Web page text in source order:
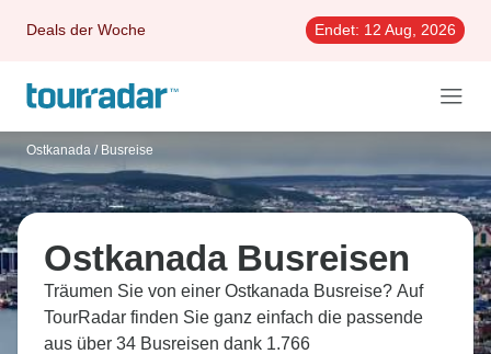
Deals der Woche Endet: 12 Aug, 2026
Ostkanada / Busreise
Ostkanada Busreisen
Träumen Sie von einer Ostkanada Busreise? Auf
TourRadar finden Sie ganz einfach die passende
aus über 34 Busreisen dank 1.766